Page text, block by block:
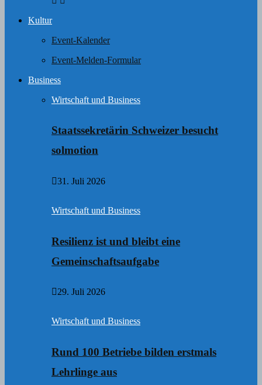
Kultur
Event-Kalender
Event-Melden-Formular
Business
Wirtschaft und Business
Staatssekretärin Schweizer besucht
solmotion
31. Juli 2026
Wirtschaft und Business
Resilienz ist und bleibt eine
Gemeinschaftsaufgabe
29. Juli 2026
Wirtschaft und Business
Rund 100 Betriebe bilden erstmals
Lehrlinge aus